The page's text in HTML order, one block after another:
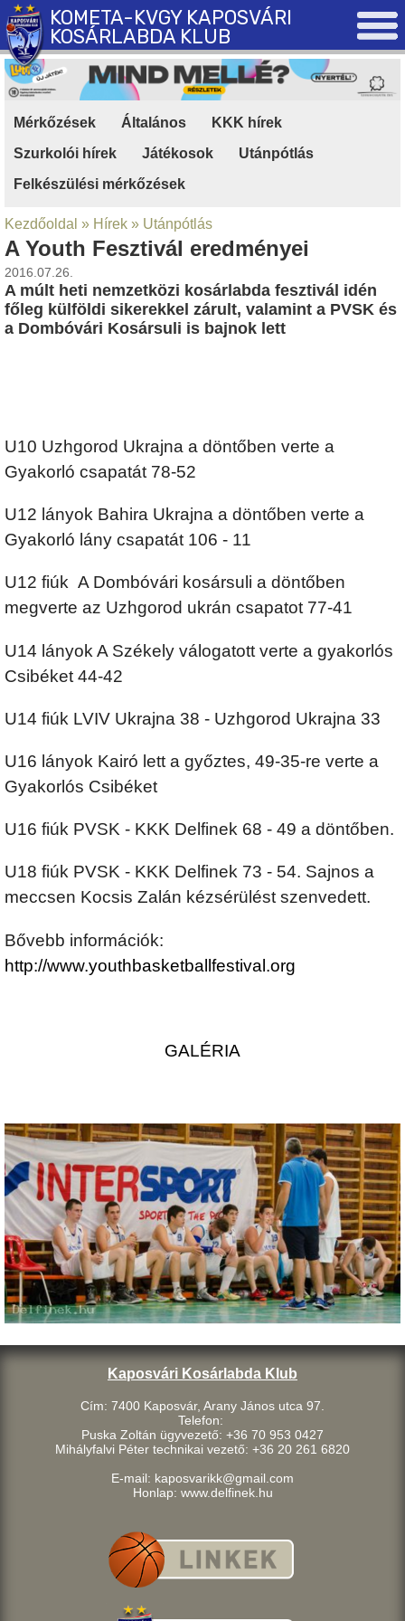
KOMETA-KVGY KAPOSVÁRI
KOSÁRLABDA KLUB
Mérkőzések Általános KKK hírek
Szurkolói hírek
Játékosok Utánpótlás
Felkészülési mérkőzések
Kezdőoldal » Hírek » Utánpótlás
A Youth Fesztivál eredményei
2016.07.26.
A múlt heti nemzetközi kosárlabda fesztivál idén
főleg külföldi sikerekkel zárult, valamint a PVSK és
a Dombóvári Kosársuli is bajnok lett
U10 Uzhgorod Ukrajna a döntőben verte a
Gyakorló csapatát 78-52
U12 lányok Bahira Ukrajna a döntőben verte a
Gyakorló lány csapatát 106 - 11
U12 fiúk A Dombóvári kosársuli a döntőben
megverte az Uzhgorod ukrán csapatot 77-41
U14 lányok A Székely válogatott verte a gyakorlós
Csibéket 44-42
U14 fiúk LVIV Ukrajna 38 - Uzhgorod Ukrajna 33
U16 lányok Kairó lett a győztes, 49-35-re verte a
Gyakorlós Csibéket
U16 fiúk PVSK - KKK Delfinek 68 - 49 a döntőben.
U18 fiúk PVSK - KKK Delfinek 73 - 54. Sajnos a
meccsen Kocsis Zalán kézsérülést szenvedett.
Bővebb információk:
http://www.youthbasketballfestival.org
GALÉRIA
Kaposvári Kosárlabda Klub
Cím: 7400 Kaposvár, Arany János utca 97.
Telefon:
Puska Zoltán ügyvezető: +36 70 953 0427
Mihályfalvi Péter technikai vezető: +36 20 261 6820
E-mail: kaposvarikk@gmail.com
Honlap: www.delfinek.hu